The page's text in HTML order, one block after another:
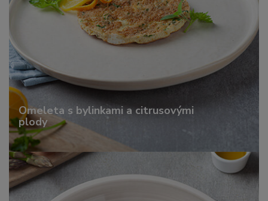
Omeleta s bylinkami a citrusovými
plody